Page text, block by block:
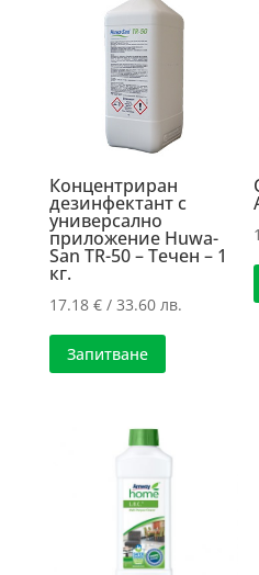
Концентриран
дезинфектант с
универсално
приложение Huwa-
San TR-50 – Течен – 1
кг.
17.18 €/ 33.60 лв.
Запитване